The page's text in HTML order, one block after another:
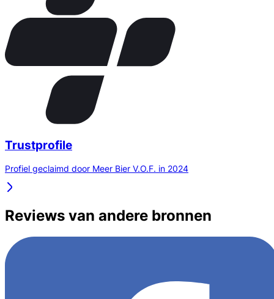
Trustprofile
Profiel geclaimd door Meer Bier V.O.F. in 2024
Reviews van andere bronnen